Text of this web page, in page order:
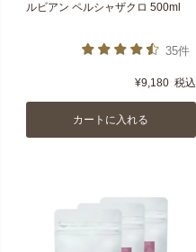
ルビアン ペルシャザクロ 500ml
35件
¥9,180 税込
カートに入れる